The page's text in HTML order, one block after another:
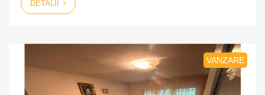
DETALII
VANZARE